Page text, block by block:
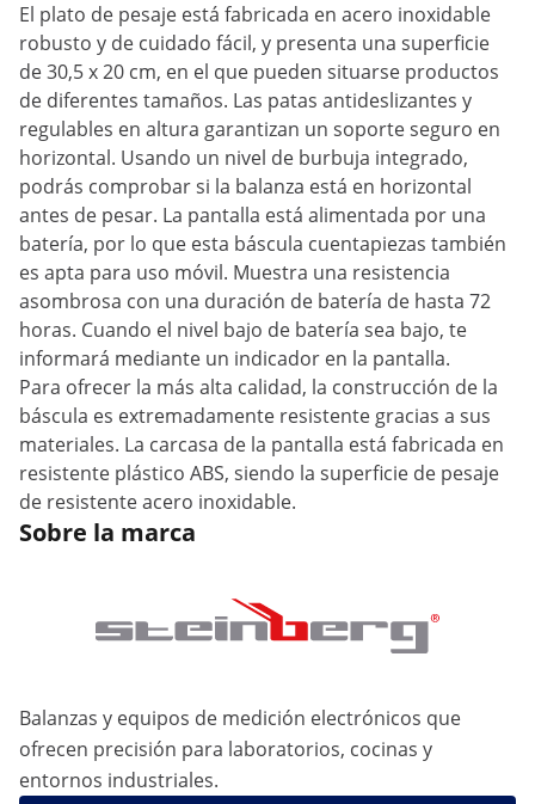
El plato de pesaje está fabricada en acero inoxidable
robusto y de cuidado fácil, y presenta una superficie
de 30,5 x 20 cm, en el que pueden situarse productos
de diferentes tamaños. Las patas antideslizantes y
regulables en altura garantizan un soporte seguro en
horizontal. Usando un nivel de burbuja integrado,
podrás comprobar si la balanza está en horizontal
antes de pesar. La pantalla está alimentada por una
batería, por lo que esta báscula cuentapiezas también
es apta para uso móvil. Muestra una resistencia
asombrosa con una duración de batería de hasta 72
horas. Cuando el nivel bajo de batería sea bajo, te
informará mediante un indicador en la pantalla.
Para ofrecer la más alta calidad, la construcción de la
báscula es extremadamente resistente gracias a sus
materiales. La carcasa de la pantalla está fabricada en
resistente plástico ABS, siendo la superficie de pesaje
de resistente acero inoxidable.
Sobre la marca
Balanzas y equipos de medición electrónicos que
ofrecen precisión para laboratorios, cocinas y
entornos industriales.